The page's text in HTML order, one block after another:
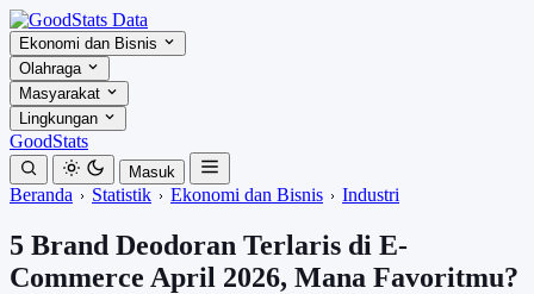
Ekonomi dan Bisnis
Olahraga
Masyarakat
Lingkungan
GoodStats
Masuk
Beranda Statistik Ekonomi dan Bisnis Industri
5 Brand Deodoran Terlaris di E-
Commerce April 2026, Mana Favoritmu?